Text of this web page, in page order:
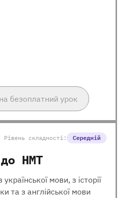
безоплатний урок
Рівень складності: Середній
НМТ
мови, з історії
та з англійської мови